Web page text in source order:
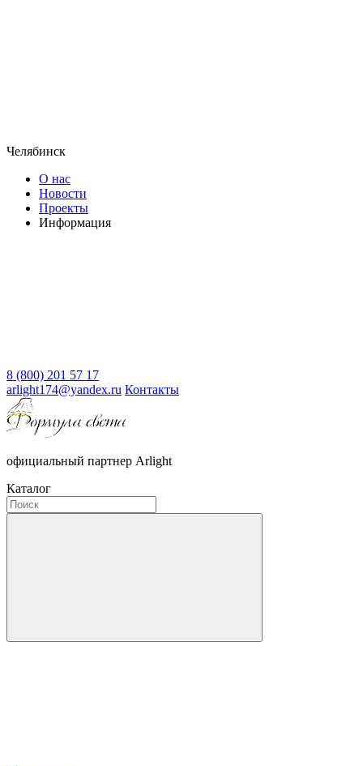
Челябинск
О нас
Новости
Проекты
Информация
8 (800) 201 57 17
arlight174@yandex.ru Контакты
официальный партнер Arlight
Каталог